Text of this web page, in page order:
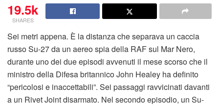
19.5k
SHARES
Sei metri appena. È la distanza che separava un caccia
russo Su-27 da un aereo spia della RAF sul Mar Nero,
durante uno dei due episodi avvenuti il mese scorso che il
ministro della Difesa britannico John Healey ha definito
“pericolosi e inaccettabili”. Sei passaggi ravvicinati davanti
a un Rivet Joint disarmato. Nel secondo episodio, un Su-